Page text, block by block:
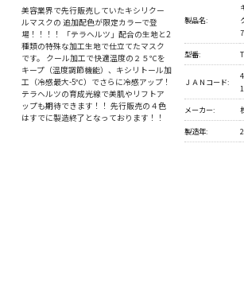
美容業界で先行販売していたキシリクー
ルマスクの 追加配色が限定カラーで登
場！！！！ 「テラヘルツ」配合の生地と2
種類の特殊な加工生地で仕立てたマスク
です。 クール加工で快適温度の２５℃を
キープ（温度調節機能）、キシリトール加
工（冷感最大-5℃）でさらに冷感アップ！
テラヘルツの育成光線で美肌やリフトア
ップも期待できます！！ 先行販売の４色
はすでに製造終了となっております！！
製品名:
7
型番:
ＪＡＮコード:
メーカー:
製造年: